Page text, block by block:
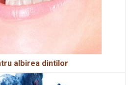
albirea dintilor